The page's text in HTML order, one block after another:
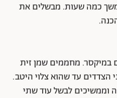
כמה שעות. מבשלים את
במיקסר. מחממים שמן זית
עד שהוא צלוי היטב.
וממשיכים לבשל עוד שתי